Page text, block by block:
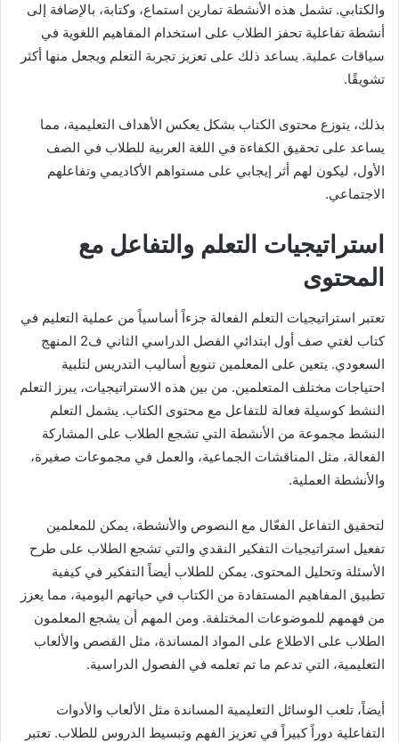
والكتابي. تشمل هذه الأنشطة تمارين استماع، وكتابة، بالإضافة إلى
أنشطة تفاعلية تحفز الطلاب على استخدام المفاهيم اللغوية في
سياقات عملية. يساعد ذلك على تعزيز تجربة التعلم ويجعل منها أكثر
تشويقًا.
بذلك، يتوزع محتوى الكتاب بشكل يعكس الأهداف التعليمية، مما
يساعد على تحقيق الكفاءة في اللغة العربية للطلاب في الصف
الأول، ليكون لهم أثر إيجابي على مستواهم الأكاديمي وتفاعلهم
الاجتماعي.
استراتيجيات التعلم والتفاعل مع
المحتوى
تعتبر استراتيجيات التعلم الفعالة جزءاً أساسياً من عملية التعليم في
كتاب لغتي صف أول ابتدائي الفصل الدراسي الثاني ف2 المنهج
السعودي. يتعين على المعلمين تنويع أساليب التدريس لتلبية
احتياجات مختلف المتعلمين. من بين هذه الاستراتيجيات، يبرز التعلم
النشط كوسيلة فعالة للتفاعل مع محتوى الكتاب. يشمل التعلم
النشط مجموعة من الأنشطة التي تشجع الطلاب على المشاركة
الفعالة، مثل المناقشات الجماعية، والعمل في مجموعات صغيرة،
والأنشطة العملية.
لتحقيق التفاعل الفعّال مع النصوص والأنشطة، يمكن للمعلمين
تفعيل استراتيجيات التفكير النقدي والتي تشجع الطلاب على طرح
الأسئلة وتحليل المحتوى. يمكن للطلاب أيضاً التفكير في كيفية
تطبيق المفاهيم المستفادة من الكتاب في حياتهم اليومية، مما يعزز
من فهمهم للموضوعات المختلفة. ومن المهم أن يشجع المعلمون
الطلاب على الاطلاع على المواد المساندة، مثل القصص والألعاب
التعليمية، التي تدعم ما تم تعلمه في الفصول الدراسية.
أيضاً، تلعب الوسائل التعليمية المساندة مثل الألعاب والأدوات
التفاعلية دوراً كبيراً في تعزيز الفهم وتبسيط الدروس للطلاب. تعتبر